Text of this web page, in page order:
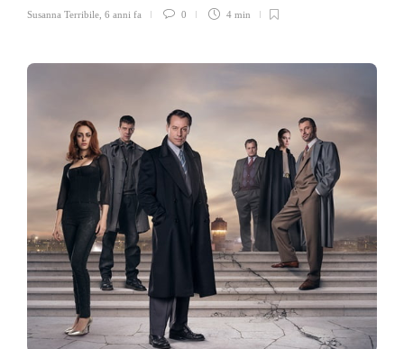
Susanna Terribile 6 anni fa 0 4 min